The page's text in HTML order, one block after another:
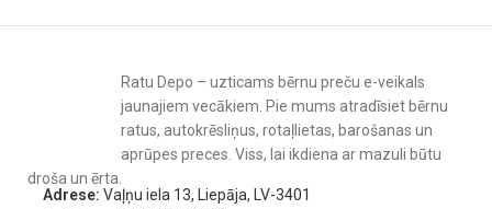
Ratu Depo – uzticams bērnu preču e-veikals
jaunajiem vecākiem. Pie mums atradīsiet bērnu
ratus, autokrēsliņus, rotaļlietas, barošanas un
aprūpes preces. Viss, lai ikdiena ar mazuli būtu
droša un ērta.
Adrese: Vaļņu iela 13, Liepāja, LV-3401